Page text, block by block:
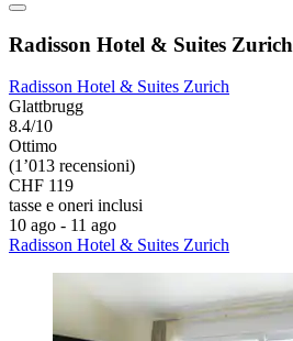
Radisson Hotel & Suites Zurich
Radisson Hotel & Suites Zurich
Glattbrugg
8.4/10
Ottimo
(1’013 recensioni)
CHF 119
tasse e oneri inclusi
10 ago - 11 ago
Radisson Hotel & Suites Zurich